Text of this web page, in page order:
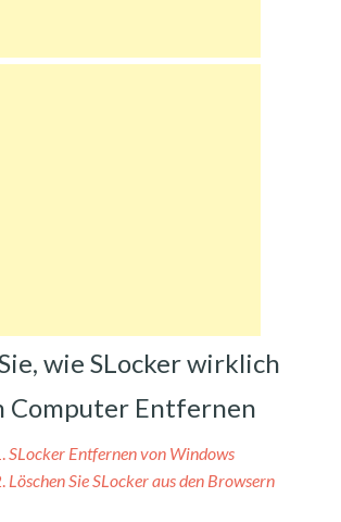
wie SLocker wirklich
Computer Entfernen
SLocker Entfernen von Windows
Löschen Sie SLocker aus den Browsern